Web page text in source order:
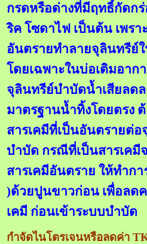
กรดหรือด่างที่มีฤทธิ์กัดก
ริค โซดาไฟ เป็นต้น เพรา
อันตรายทำลายจุลินทรีย์
โดยเฉพาะในบ่อเติมอาก
จุลินทรีย์บำบัดน้ำเสียลด
มาตรฐานน้ำทิ้งโดยตรง
สารเคมีที่เป็นอันตรายต่
บำบัด กรณีที่เป็นสารเคมี
สารเคมีอันตราย ให้ทำกา
)ด้วยปูนขาวก่อน เพื่อลด
เคมี ก่อนเข้าระบบบำบัด
กำจัดไนโตรเจนหรือลดค่า